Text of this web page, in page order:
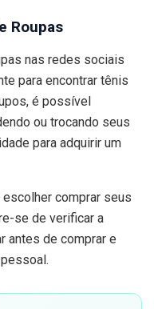
Roupas
nas redes sociais
para encontrar tênis
é possível
ou trocando seus
para adquirir um
comprar seus
se de verificar a
antes de comprar e